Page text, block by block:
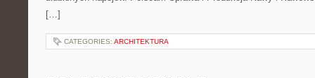
[…]
CATEGORIES: ARCHITEKTURA